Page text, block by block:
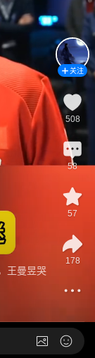
王曼昱哭
关注
508
58
57
178